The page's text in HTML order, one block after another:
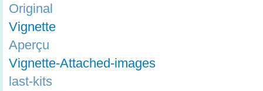
Original
Vignette
Aperçu
Vignette-Attached-images
last-kits